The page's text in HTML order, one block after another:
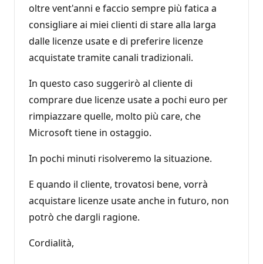
oltre vent'anni e faccio sempre più fatica a
consigliare ai miei clienti di stare alla larga
dalle licenze usate e di preferire licenze
acquistate tramite canali tradizionali.
In questo caso suggerirò al cliente di
comprare due licenze usate a pochi euro per
rimpiazzare quelle, molto più care, che
Microsoft tiene in ostaggio.
In pochi minuti risolveremo la situazione.
E quando il cliente, trovatosi bene, vorrà
acquistare licenze usate anche in futuro, non
potrò che dargli ragione.
Cordialità,